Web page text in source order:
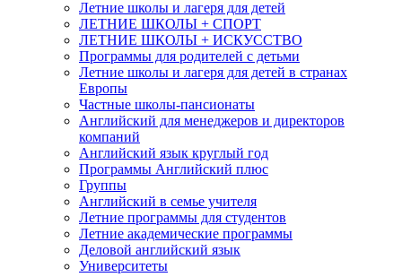
Летние школы и лагеря для детей
ЛЕТНИЕ ШКОЛЫ + СПОРТ
ЛЕТНИЕ ШКОЛЫ + ИСКУССТВО
Программы для родителей с детьми
Летние школы и лагеря для детей в странах
Европы
Частные школы-пансионаты
Английский для менеджеров и директоров
компаний
Английский язык круглый год
Программы Английский плюс
Группы
Английский в семье учителя
Летние программы для студентов
Летние академические программы
Деловой английский язык
Университеты